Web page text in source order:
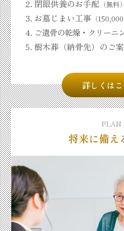
閉眼供養のお手配 （無料）
お墓じまい工事 （
ご遺骨の乾燥・クリーニ
樹木葬（納骨先）のご
詳しくは
PLAN
将来に備え